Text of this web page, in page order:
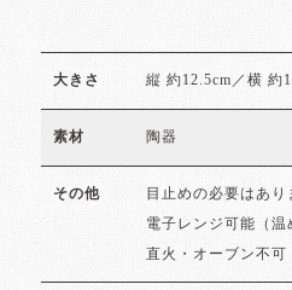
大きさ 縦 約12.5cm／横 約
素材 陶器
その他 目止めの必要はあり
電子レンジ可能（
直火・オーブン不可